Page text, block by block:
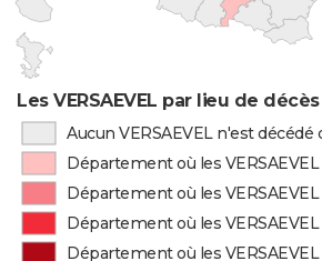
Les VERSAEVEL par lieu de décès
Aucun VERSAEVEL n'est
Département où les
Département où les
Département où les
Département où les